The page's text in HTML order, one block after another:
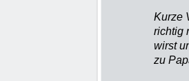
Kurze
richtig
wirst
zu